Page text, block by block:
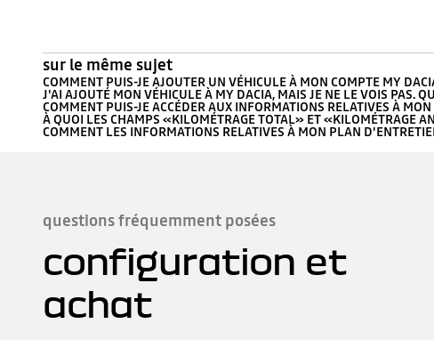
sur le même sujet
COMMENT PUIS-JE AJOUTER UN VÉHICULE À MON COMPTE MY
J'AI AJOUTÉ MON VÉHICULE À MY DACIA, MAIS JE NE LE VOIS PAS.
COMMENT PUIS-JE ACCÉDER AUX INFORMATIONS RELATIVES À
À QUOI LES CHAMPS «KILOMÉTRAGE TOTAL» ET «KILOMÉTRAGE
COMMENT LES INFORMATIONS RELATIVES À MON PLAN
questions fréquemment posées
configuration et
achat